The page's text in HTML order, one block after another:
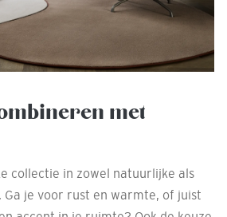
met
collectie in zowel natuurlijke als
Ga je voor rust en warmte, of juist